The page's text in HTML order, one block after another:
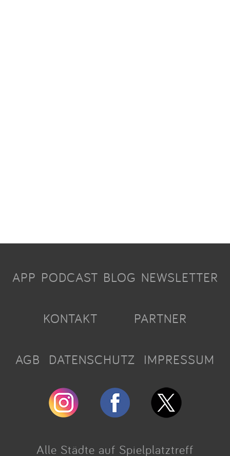
APP PODCAST BLOG NEWSLETTER
KONTAKT PARTNER
AGB DATENSCHUTZ IMPRESSUM
Alle Städte auf Spielplatztreff